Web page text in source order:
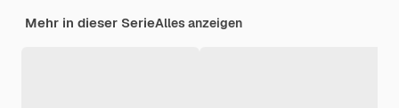
Mehr in dieser SerieAlles anzeigen